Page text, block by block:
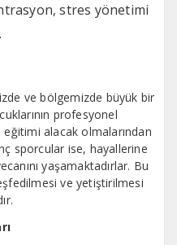
stres yönetimi
ve bölgemizde büyük bir
profesyonel
alacak olmalarından
sporcular ise, hayallerine
yaşamaktadırlar. Bu
ve yetiştirilmesi